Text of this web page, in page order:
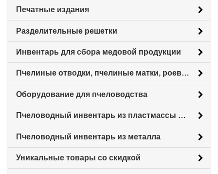
Печатные издания
Разделительные решетки
Инвентарь для сбора медовой продукции
Пчелиные отводки, пчелиные матки, роевни
Оборудование для пчеловодства
Пчеловодный инвентарь из пластмассы для пасеки
Пчеловодный инвентарь из металла
Уникальные товары со скидкой